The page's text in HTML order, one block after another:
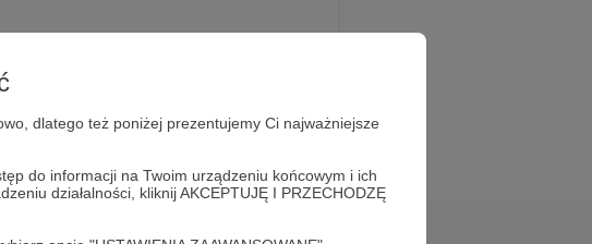
dlatego też poniżej prezentujemy Ci najważniejsze
do informacji na Twoim urządzeniu końcowym i ich
działalności, kliknij AKCEPTUJĘ I PRZECHODZĘ
rozumie wartość aktualnej i
Chcemy być
- chcemy udostępniać
do naszej siedziby ze